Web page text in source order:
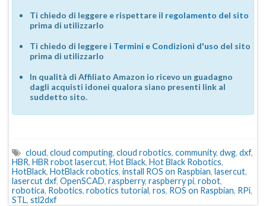
Ti chiedo di leggere e rispettare il regolamento del sito
prima di utilizzarlo
Ti chiedo di leggere i Termini e Condizioni d'uso del sito
prima di utilizzarlo
In qualità di Affiliato Amazon io ricevo un guadagno
dagli acquisti idonei qualora siano presenti link al
suddetto sito.
cloud, cloud computing, cloud robotics, community, dwg, dxf,
HBR, HBR robot lasercut, Hot Black, Hot Black Robotics,
HotBlack, HotBlack robotics, install ROS on Raspbian, lasercut,
lasercut dxf, OpenSCAD, raspberry, raspberry pi, robot,
robotica, Robotics, robotics tutorial, ros, ROS on Raspbian, RPi,
STL, stl2dxf